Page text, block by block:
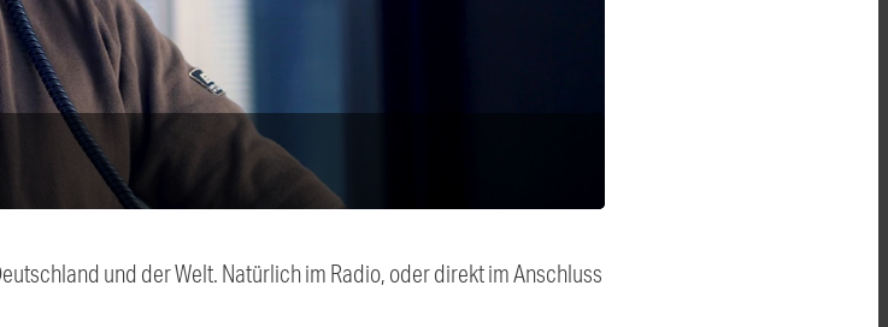
und der Welt. Natürlich im Radio, oder direkt im Anschluss